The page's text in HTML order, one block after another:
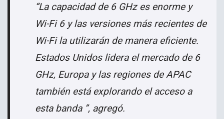
“La capacidad de 6 GHz es enorme y
Wi-Fi 6 y las versiones más recientes de
Wi-Fi la utilizarán de manera eficiente.
Estados Unidos lidera el mercado de 6
GHz, Europa y las regiones de APAC
también está explorando el acceso a
esta banda ”, agregó.